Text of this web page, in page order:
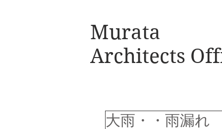
Murata
Architects
大雨・・雨漏れ